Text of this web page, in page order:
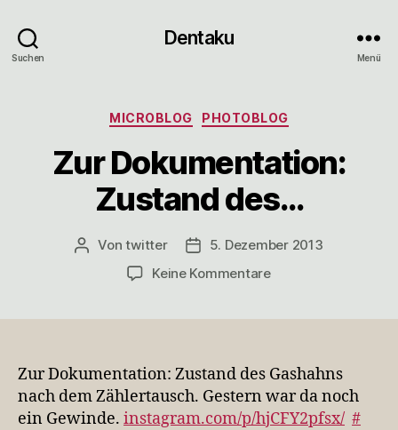
Suchen
Dentaku
Menü
Kategorien
MICROBLOG PHOTOBLOG
Zur Dokumentation:
Zustand des…
Beitragsautor
Vontwitter Veröffentlichungsdatum
5. Dezember 2013
Keine Kommentarezu
Zur Dokumentation: Zustand des Gashahns
nach dem Zählertausch. Gestern war da noch
ein Gewinde. instagram.com/p/hjCFY2pfsx/ #